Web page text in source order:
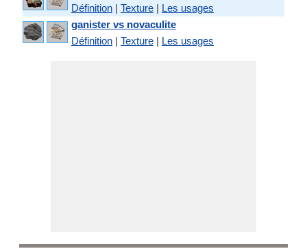
Définition | Texture | Les usages
ganister vs novaculite
Définition | Texture | Les usages